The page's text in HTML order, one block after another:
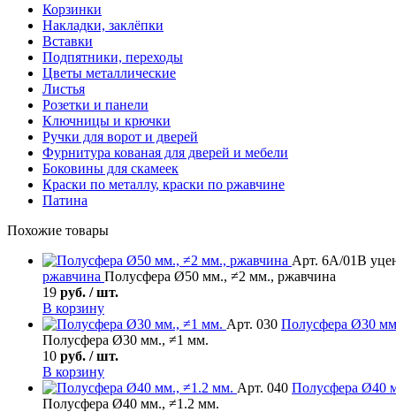
Корзинки
Накладки, заклёпки
Вставки
Подпятники, переходы
Цветы металлические
Листья
Розетки и панели
Ключницы и крючки
Ручки для ворот и дверей
Фурнитура кованая для дверей и мебели
Боковины для скамеек
Краски по металлу, краски по ржавчине
Патина
Похожие товары
Арт. 6А/01В
ржавчина Полусфера Ø50 мм., ≠2 мм., ржавчина
19 руб. / шт.
В корзину
Арт. 030 Полусфера Ø30
Полусфера Ø30 мм., ≠1 мм.
10 руб. / шт.
В корзину
Арт. 040 Полусфера Ø40
Полусфера Ø40 мм., ≠1.2 мм.